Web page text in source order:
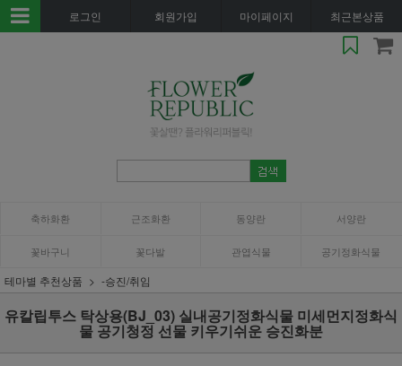
로그인 회원가입 마이페이지 최근본상품
축하화환 근조화환 동양란 서양란
꽃바구니 꽃다발 관엽식물 공기정화식물
테마별 추천상품 -승진/취임
유칼립투스 탁상용(BJ_03) 실내공기정화식물 미세먼지정화식
물 공기청정 선물 키우기쉬운 승진화분